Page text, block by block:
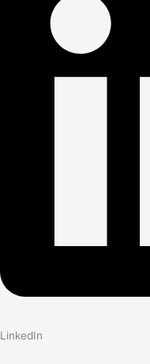
LinkedIn